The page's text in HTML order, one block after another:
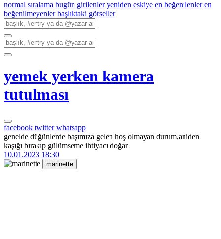
normal sıralama bugün girilenler yeniden eskiye en beğenilenler en
beğenilmeyenler başlıktaki görseller
yemek yerken kamera
tutulması
facebook twitterwhatsapp
genelde düğünlerde başımıza gelen hoş olmayan durum,aniden
kaşığı bırakıp gülümseme ihtiyacı doğar
10.01.2023 18:30
marinette